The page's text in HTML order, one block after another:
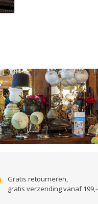
Gratis retourneren,
gratis verzending vanaf 199,-